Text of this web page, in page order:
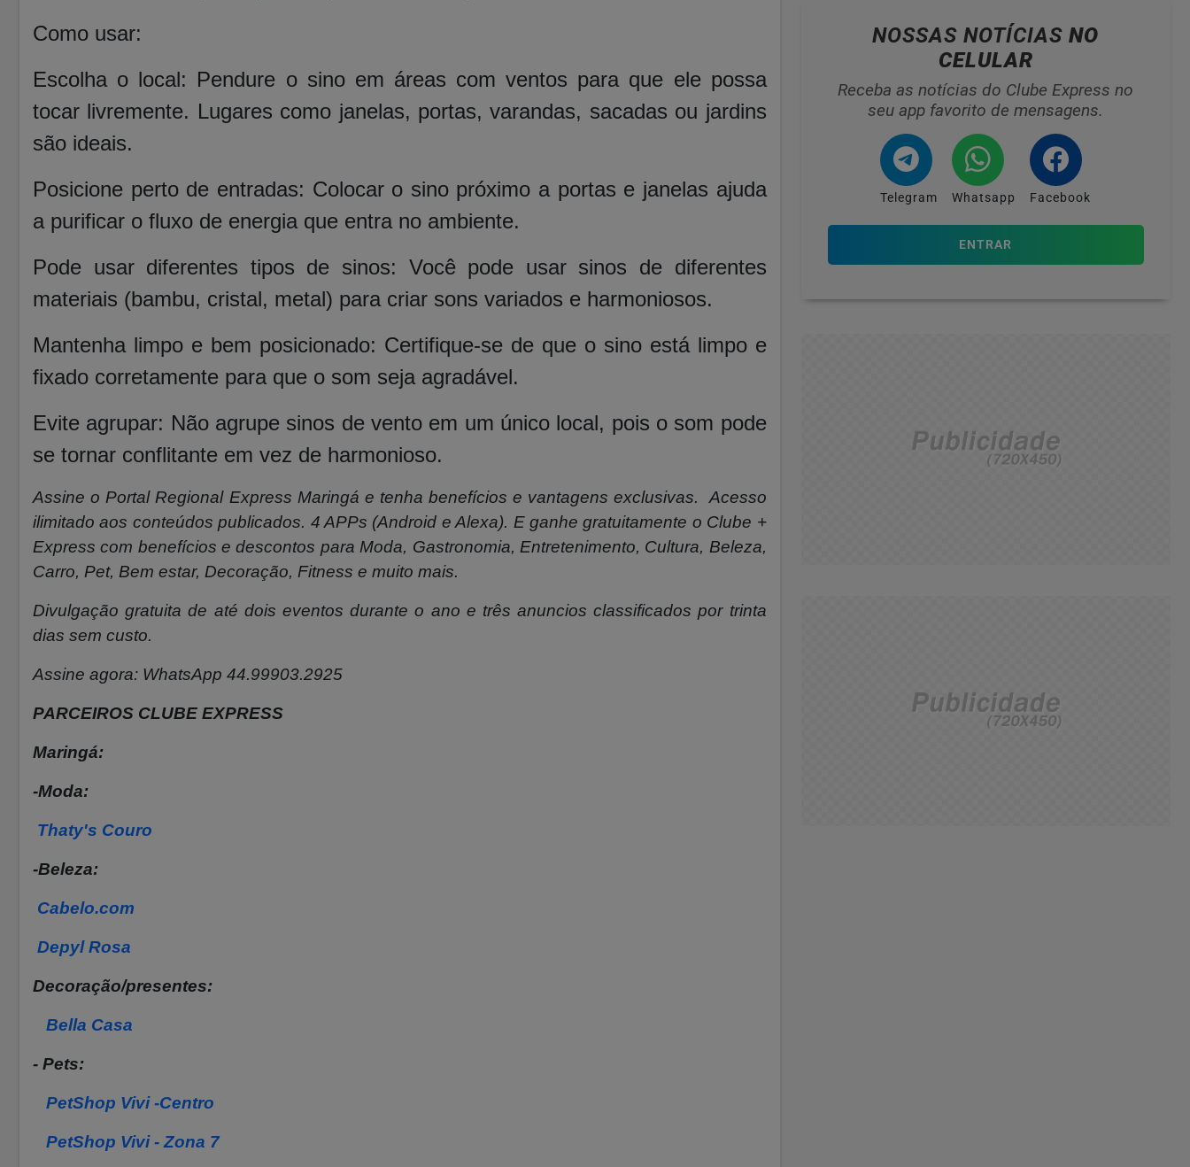
Como usar:
Escolha o local: Pendure o sino em áreas com ventos para que ele possa
tocar livremente. Lugares como janelas, portas, varandas, sacadas ou jardins
são ideais.
Posicione perto de entradas: Colocar o sino próximo a portas e janelas ajuda
a purificar o fluxo de energia que entra no ambiente.
Pode usar diferentes tipos de sinos: Você pode usar sinos de diferentes
materiais (bambu, cristal, metal) para criar sons variados e harmoniosos.
Mantenha limpo e bem posicionado: Certifique-se de que o sino está limpo e
fixado corretamente para que o som seja agradável.
Evite agrupar: Não agrupe sinos de vento em um único local, pois o som pode
se tornar conflitante em vez de harmonioso.
Assine o Portal Regional Express Maringá e tenha benefícios e vantagens exclusivas. Acesso
ilimitado aos conteúdos publicados. 4 APPs (Android e Alexa). E ganhe gratuitamente o Clube +
Express com benefícios e descontos para Moda, Gastronomia, Entretenimento, Cultura, Beleza,
Carro, Pet, Bem estar, Decoração, Fitness e muito mais.
Divulgação gratuita de até dois eventos durante o ano e três anuncios classificados por trinta
dias sem custo.
Assine agora: WhatsApp 44.99903.2925
PARCEIROS CLUBE EXPRESS
Maringá:
-Moda:
Thaty's Couro
-Beleza:
Cabelo.com
Depyl Rosa
Decoração/presentes:
Bella Casa
- Pets:
PetShop Vivi -Centro
PetShop Vivi - Zona 7
NOSSAS NOTÍCIASNO
CELULAR
Receba as notícias do Clube Express no
seu app favorito de mensagens.
Telegram Whatsapp Facebook
ENTRAR